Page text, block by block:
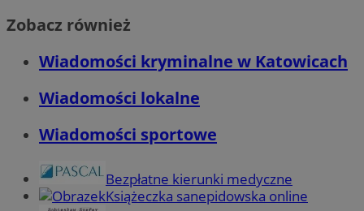
Zobacz również
Wiadomości kryminalne w Katowicach
Wiadomości lokalne
Wiadomości sportowe
Bezpłatne kierunki medyczne
Książeczka sanepidowska online